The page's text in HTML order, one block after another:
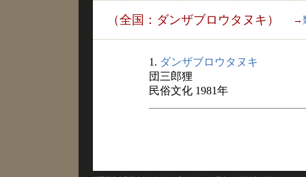
（全国：ダンザブロウタヌキ） →
1. ダンザブロウタヌキ
団三郎狸
民俗文化 1981年